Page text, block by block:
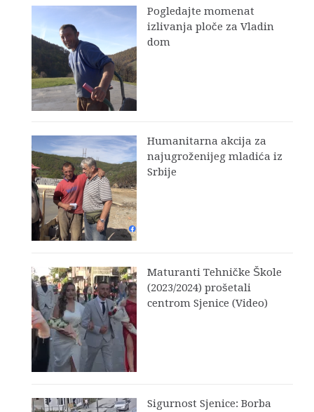
Pogledajte momenat
izlivanja ploče za Vladin
dom
Humanitarna akcija za
najugroženijeg mladića iz
Srbije
Maturanti Tehničke Škole
(2023/2024) prošetali
centrom Sjenice (Video)
Sigurnost Sjenice: Borba